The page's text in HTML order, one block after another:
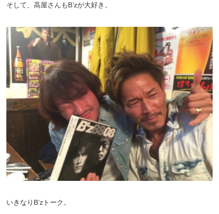
そして、高屋さんもB’zが大好き。
いきなりB’zトーク。